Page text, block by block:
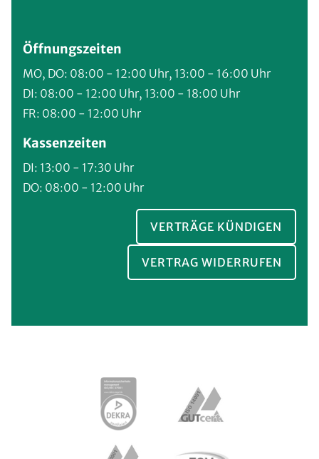
Öffnungszeiten
MO, DO: 08:00 - 12:00 Uhr, 13:00 - 16:00 Uhr
DI: 08:00 - 12:00 Uhr, 13:00 - 18:00 Uhr
FR: 08:00 - 12:00 Uhr
Kassenzeiten
DI: 13:00 - 17:30 Uhr
DO: 08:00 - 12:00 Uhr
VERTRÄGE KÜNDIGEN
VERTRAG WIDERRUFEN